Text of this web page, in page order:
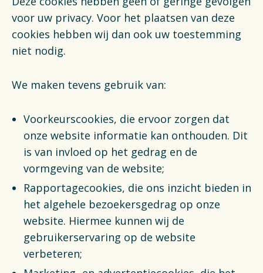
voor uw privacy. Voor het plaatsen van deze
cookies hebben wij dan ook uw toestemming
niet nodig.
We maken tevens gebruik van:
Voorkeurscookies, die ervoor zorgen dat
onze website informatie kan onthouden. Dit
is van invloed op het gedrag en de
vormgeving van de website;
Rapportagecookies, die ons inzicht bieden in
het algehele bezoekersgedrag op onze
website. Hiermee kunnen wij de
gebruikerservaring op de website
verbeteren;